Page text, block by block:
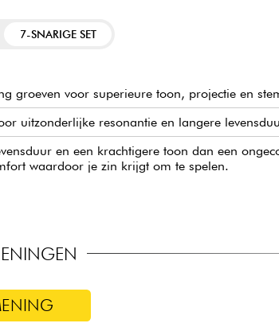
7-SNARIGE SET
groeven voor superieure toon, projectie en
uitzonderlijke resonantie en langere
en een krachtigere toon dan een
waardoor je zin krijgt om te spelen.